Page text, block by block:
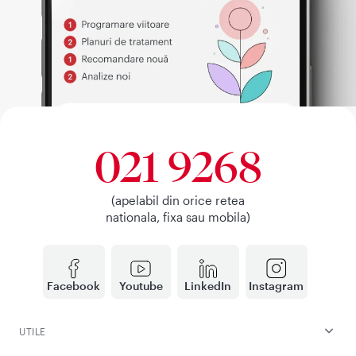
Facebook Youtube LinkedIn Instagram
021 9268
(apelabil din orice retea
nationala, fixa sau mobila)
UTILE